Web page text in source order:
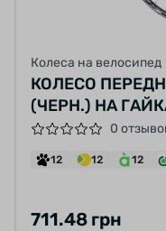
Колеса на велосипед
КОЛЕСО
(ЧЕРН.) НА
0
12 12 12
711.48 грн